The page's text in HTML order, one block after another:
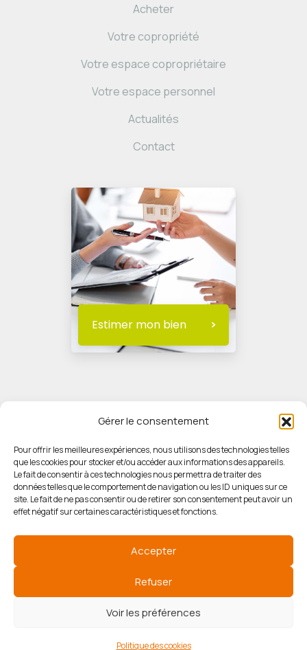
Gérer le consentement
Pour offrir les meilleures expériences, nous utilisons des technologies telles
que les cookies pour stocker et/ou accéder aux informations des appareils.
Le fait de consentir à ces technologies nous permettra de traiter des
données telles que le comportement de navigation ou les ID uniques sur ce
site. Le fait de ne pas consentir ou de retirer son consentement peut avoir un
effet négatif sur certaines caractéristiques et fonctions.
Accepter
Refuser
Voir les préférences
Politique des cookies
Acheter
Votre copropriété
Votre espace copropriétaire
Votre espace personnel
Actualités
Contact
Estimer mon bien
© HORIZON IMMOBILIER
Mentions légales
Politique des cookies